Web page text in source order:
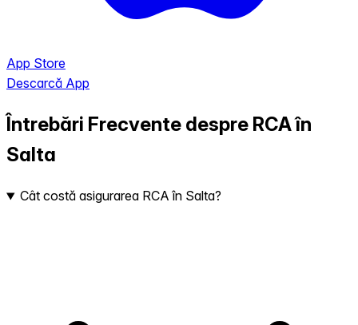
App Store
Descarcă App
Întrebări Frecvente despre RCA în
Salta
Cât costă asigurarea RCA în Salta?